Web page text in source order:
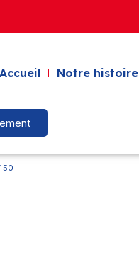
Accueil Notre histoire